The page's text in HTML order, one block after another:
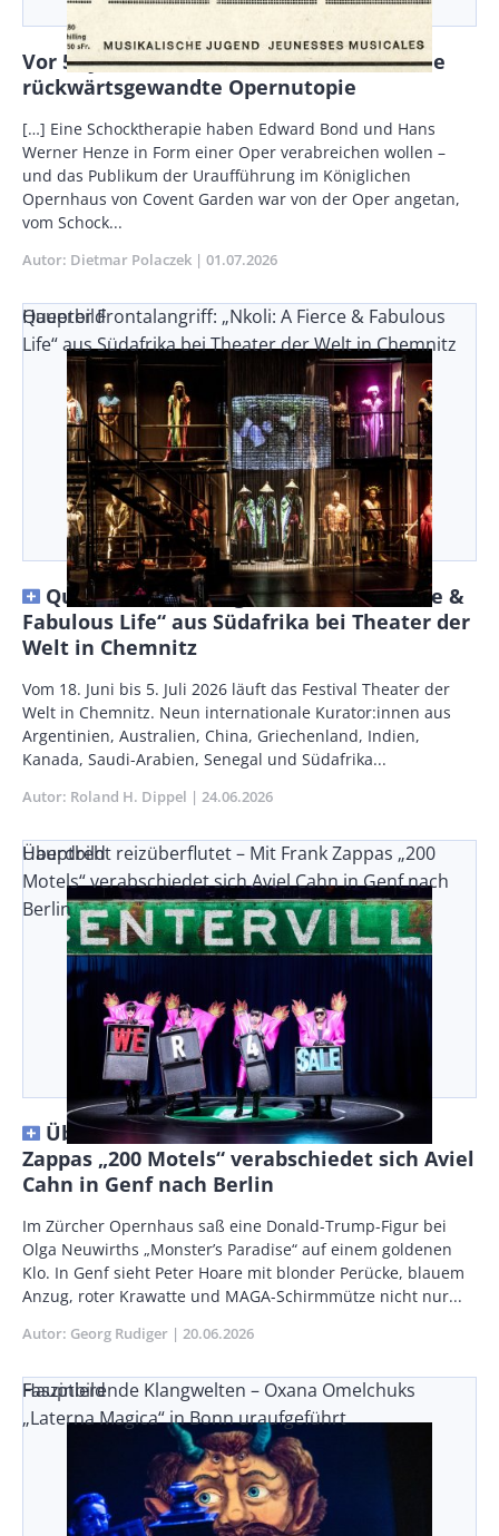
Vor 50 Jahren: We come to the river – eine
rückwärtsgewandte Opernutopie
Vorspann
/
Teaser
[…] Eine Schocktherapie haben Edward Bond und Hans
Werner Henze in Form einer Oper verabreichen wollen –
und das Publikum der Uraufführung im Königlichen
Opernhaus von Covent Garden war von der Oper angetan,
vom Schock...
Autor Dietmar Polaczek Publikationsdatum
01.07.2026
Queerer Frontalangriff: „Nkoli: A Fierce & Fabulous
Life“ aus Südafrika bei Theater der Welt in Chemnitz
Hauptbild
Queerer Frontalangriff: „Nkoli: A Fierce &
Fabulous Life“ aus Südafrika bei Theater der
Welt in Chemnitz
Vorspann
/
Teaser
Vom 18. Juni bis 5. Juli 2026 läuft das Festival Theater der
Welt in Chemnitz. Neun internationale Kurator:innen aus
Argentinien, Australien, China, Griechenland, Indien,
Kanada, Saudi-Arabien, Senegal und Südafrika...
Autor Roland H. Dippel Publikationsdatum
24.06.2026
Überdreht reizüberflutet – Mit Frank Zappas „200
Motels“ verabschiedet sich Aviel Cahn in Genf nach
Berlin
Hauptbild
Überdreht reizüberflutet – Mit Frank
Zappas „200 Motels“ verabschiedet sich Aviel
Cahn in Genf nach Berlin
Vorspann
/
Teaser
Im Zürcher Opernhaus saß eine Donald-Trump-Figur bei
Olga Neuwirths „Monster’s Paradise“ auf einem goldenen
Klo. In Genf sieht Peter Hoare mit blonder Perücke, blauem
Anzug, roter Krawatte und MAGA-Schirmmütze nicht nur...
Autor Georg Rudiger Publikationsdatum
20.06.2026
Faszinierende Klangwelten – Oxana Omelchuks
„Laterna Magica“ in Bonn uraufgeführt
Hauptbild